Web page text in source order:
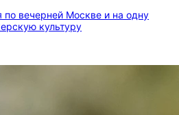
по вечерней Москве и на одну
культуру